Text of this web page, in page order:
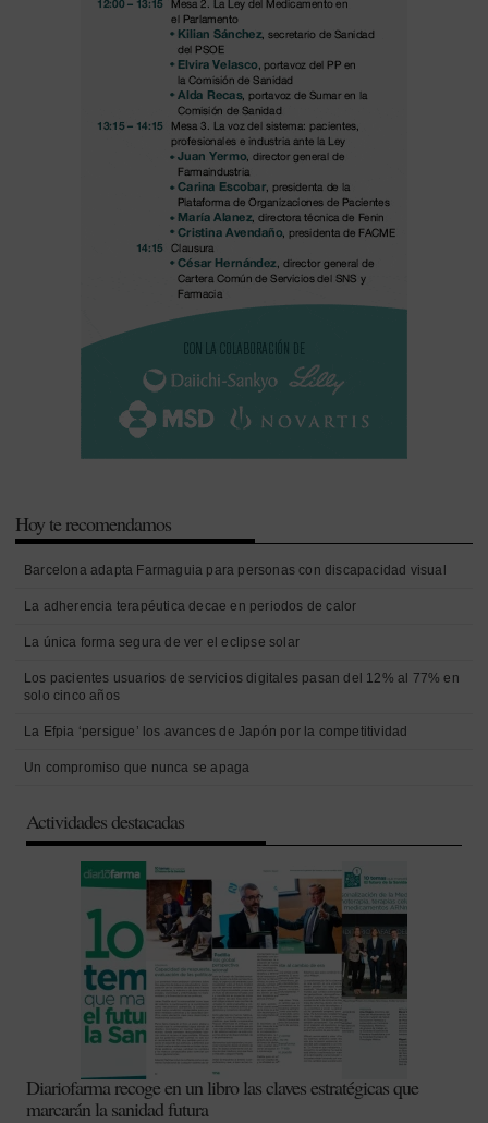
Hoy te recomendamos
Barcelona adapta Farmaguia para personas con discapacidad visual
La adherencia terapéutica decae en periodos de calor
La única forma segura de ver el eclipse solar
Los pacientes usuarios de servicios digitales pasan del 12% al 77% en
solo cinco años
La Efpia ‘persigue’ los avances de Japón por la competitividad
Un compromiso que nunca se apaga
Actividades destacadas
Diariofarma recoge en un libro las claves estratégicas que
marcarán la sanidad futura